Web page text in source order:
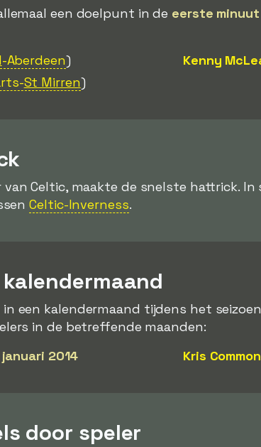
een doelpunt in de eerste minuut
-Aberdeen)
St Mirren)
Kenny
van Celtic, maakte de snelste hattrick. In
Celtic-Inverness.
een kalendermaand tijdens het
in de betreffende maanden:
januari 2014 Kris
door speler